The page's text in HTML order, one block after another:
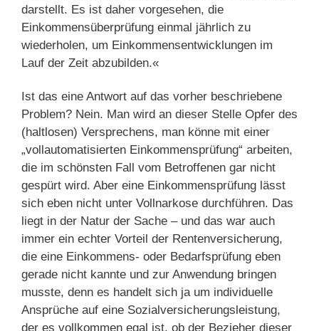
darstellt. Es ist daher vorgesehen, die
Einkommensüberprüfung einmal jährlich zu
wiederholen, um Einkommensentwicklungen im
Lauf der Zeit abzubilden.«
Ist das eine Antwort auf das vorher beschriebene
Problem? Nein. Man wird an dieser Stelle Opfer des
(haltlosen) Versprechens, man könne mit einer
„vollautomatisierten Einkommensprüfung“ arbeiten,
die im schönsten Fall vom Betroffenen gar nicht
gespürt wird. Aber eine Einkommensprüfung lässt
sich eben nicht unter Vollnarkose durchführen. Das
liegt in der Natur der Sache – und das war auch
immer ein echter Vorteil der Rentenversicherung,
die eine Einkommens- oder Bedarfsprüfung eben
gerade nicht kannte und zur Anwendung bringen
musste, denn es handelt sich ja um individuelle
Ansprüche auf eine Sozialversicherungsleistung,
der es vollkommen egal ist, ob der Bezieher dieser